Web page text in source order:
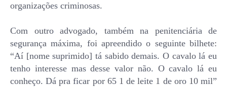
organizações criminosas.
Com outro advogado, também na penitenciária de
segurança máxima, foi apreendido o seguinte bilhete:
“Aí [nome suprimido] tá sabido demais. O cavalo lá eu
tenho interesse mas desse valor não. O cavalo lá eu
conheço. Dá pra ficar por 65 1 de leite 1 de oro 10 mil”